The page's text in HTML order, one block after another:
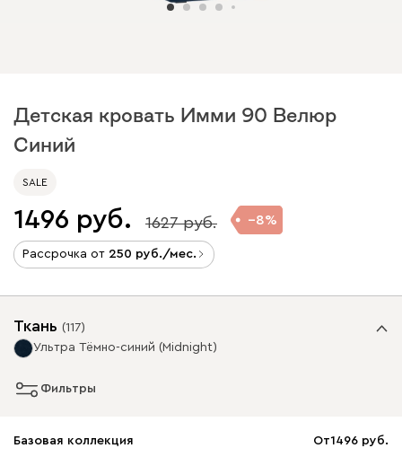
Детская кровать Имми 90 Велюр
Синий
SALE
1496 1627 8
Рассрочка от 250 /мес.
Ткань (117)
Ультра Тёмно-синий (Midnight)
Фильтры
Базовая коллекция От1496